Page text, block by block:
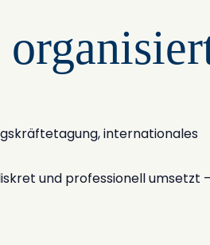
internationales
und professionell umsetzt